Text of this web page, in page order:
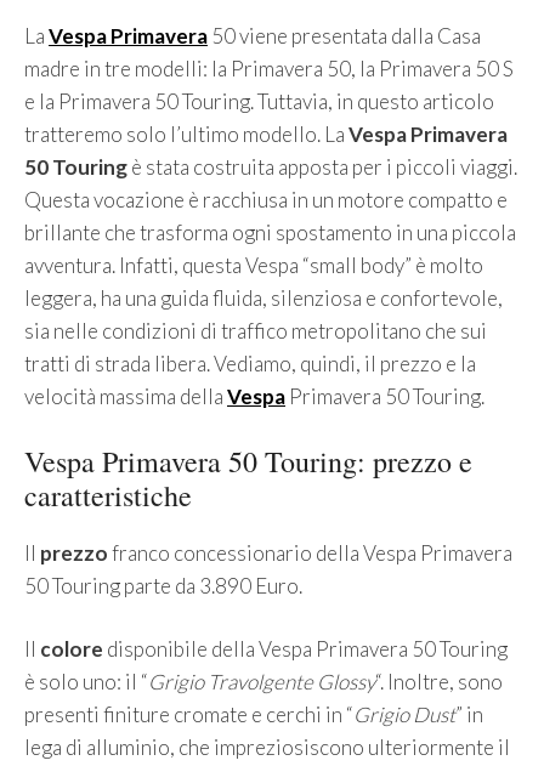
LaVespa Primavera 50 viene presentata dalla Casa
madre in tre modelli: la Primavera 50, la Primavera 50 S
e la Primavera 50 Touring. Tuttavia, in questo articolo
tratteremo solo l’ultimo modello. LaVespa Primavera
50 Touringè stata costruita apposta per i piccoli viaggi.
Questa vocazione è racchiusa in un motore compatto e
brillante che trasforma ogni spostamento in una piccola
avventura. Infatti, questa Vespa “small body” è molto
leggera, ha una guida fluida, silenziosa e confortevole,
sia nelle condizioni di traffico metropolitano che sui
tratti di strada libera. Vediamo, quindi, il prezzo e la
velocità massima dellaVespa Primavera 50 Touring.
Vespa Primavera 50 Touring: prezzo e
caratteristiche
Il prezzofranco concessionario della Vespa Primavera
50 Touring parte da 3.890 Euro.
Il colore disponibile della Vespa Primavera 50 Touring
è solo uno: il “Grigio Travolgente Glossy“. Inoltre, sono
presenti finiture cromate e cerchi in “Grigio Dust” in
lega di alluminio, che impreziosiscono ulteriormente il